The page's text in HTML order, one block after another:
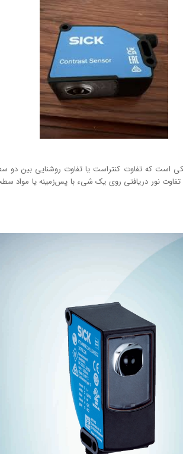
است که تفاوت کنتراست یا تفاوت روشنایی بین
تفاوت نور دریافتی روی یک شیء با پس‌زمینه یا مواد